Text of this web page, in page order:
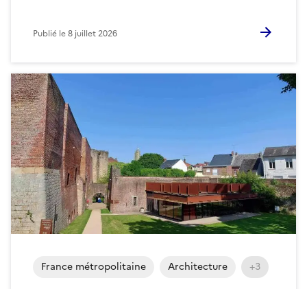
Publié le8 juillet 2026
France métropolitaine Architecture +3